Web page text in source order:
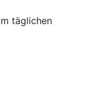
täglichen